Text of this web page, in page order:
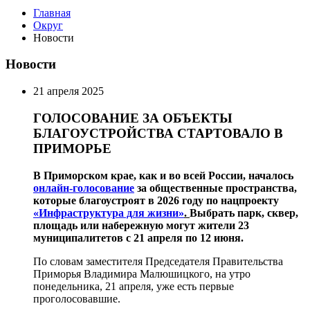
Главная
Округ
Новости
Новости
21 апреля 2025
ГОЛОСОВАНИЕ ЗА ОБЪЕКТЫ
БЛАГОУСТРОЙСТВА СТАРТОВАЛО В
ПРИМОРЬЕ
В Приморском крае, как и во всей России, началось
онлайн-голосование за общественные пространства,
которые благоустроят в 2026 году по нацпроекту
«Инфраструктура для жизни». Выбрать парк, сквер,
площадь или набережную могут жители 23
муниципалитетов с 21 апреля по 12 июня.
По словам заместителя Председателя Правительства
Приморья Владимира Малюшицкого, на утро
понедельника, 21 апреля, уже есть первые
проголосовавшие.